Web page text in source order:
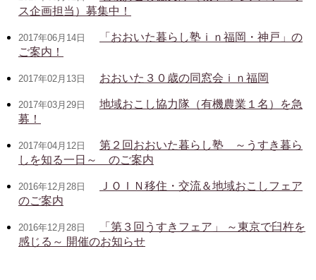
ス企画担当）募集中！
2017年06月14日
「おおいた暮らし塾ｉｎ福岡・神戸」の
ご案内！
2017年02月13日 おおいた３０歳の同窓会ｉｎ福岡
2017年03月29日
地域おこし協力隊（有機農業１名）を急
募！
2017年04月12日
第２回おおいた暮らし塾 ～うすき暮ら
しを知る一日～ のご案内
2016年12月28日
ＪＯＩＮ移住・交流＆地域おこしフェア
のご案内
2016年12月28日
「第３回うすきフェア」 ～東京で臼杵を
感じる～ 開催のお知らせ